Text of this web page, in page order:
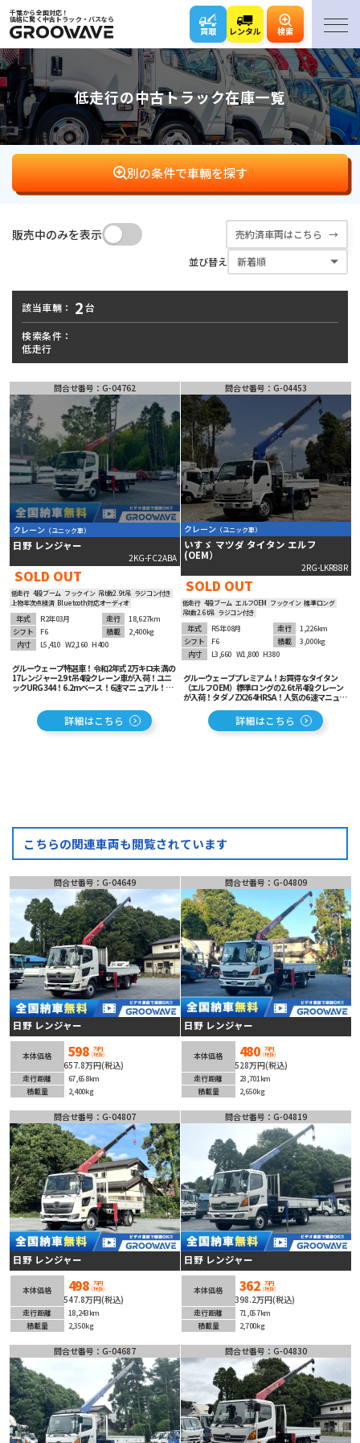
千葉から全国対応！
価格に驚く中古トラック・バスなら
買取 レンタル 検索
低走行の中古トラック在庫一覧
別の条件で車輛を探す
クレーン
バン･
冷凍車 パッカー車
ミキサー車 タンク車 高所作業車 特殊車両
バス
ベース車輛･
その他
182 台の在庫から
詳細条件で絞り込む
並び替え
販売中のみを表示 売約済車両はこちら
該当車輛： 2台
検索条件：
低走行
問合せ番号：G-04762
クレーン（ユニック車）
日野 レンジャー
2KG-FC2ABA
SOLD OUT
低走行 4段ブーム フックイン 吊t数2.9t吊 ラジコン付き
上物年次点検済 Bluetooth対応オーディオ
年式 R2年03月 走行
18,627km
シフト
F6 積載
2,400kg
内寸
L5,410 W2,160 H400
グルーウェーブ特選車！令和2年式2万キロ未満の
17レンジャー2.9t吊4段クレーン車が入荷！ユニ
ックURG344！6.2mベース！6速マニュアル！横
詳細はこちら
問合せ番号：G-04453
クレーン（ユニック車）
いすゞ マツダ タイタン エルフ
(OEM）
2RG-LKR88R
SOLD OUT
低走行 4段ブーム エルフOEM フックイン 標準ロング
吊t数2.6t吊 ラジコン付き
年式 R5年08月 走行
1,226km
シフト
F6 積載
3,000kg
内寸
L3,660 W1,800 H380
グルーウェーブプレミアム！お買得なタイタン
（エルフOEM）標準ロングの2.6t吊4段クレーン
が入荷！タダノZX264HRSA！人気の6速マニュア
安全装備も充実でオススメです！
詳細はこちら
こちらの関連車両も閲覧されています
問合せ番号：G-04649
日野 レンジャー
本体価格 598 万円
(税抜)
657.8万円(税込)
走行距離
67,658km
積載量
2,400kg
問合せ番号：G-04809
日野 レンジャー
本体価格 480 万円
(税抜)
528万円(税込)
走行距離
23,701km
積載量
2,650kg
問合せ番号：G-04807
日野 レンジャー
本体価格 498 万円
(税抜)
547.8万円(税込)
走行距離
18,243km
積載量
2,350kg
問合せ番号：G-04819
日野 レンジャー
本体価格 362 万円
(税抜)
398.2万円(税込)
走行距離
71,057km
積載量
2,700kg
問合せ番号：G-04687 問合せ番号：G-04830